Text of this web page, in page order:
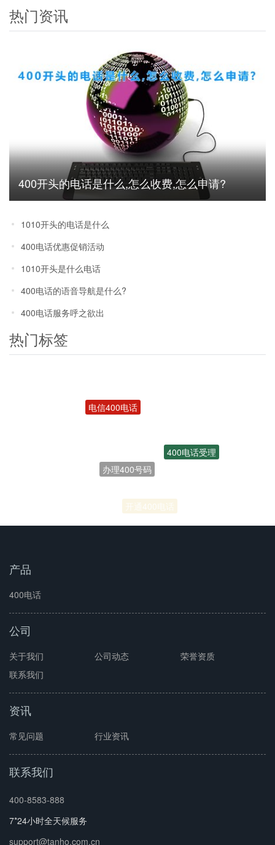
热门资讯
400开头的电话是什么,怎么收费,怎么申请?
1010开头的电话是什么
400电话优惠促销活动
1010开头是什么电话
400电话的语音导航是什么?
400电话服务呼之欲出
热门标签
开通400电话
联通400电话
400电话受理
电信400电话
产品
400电话
公司
关于我们 公司动态
荣誉资质
联系我们
资讯
常见问题 行业资讯
联系我们
400-8583-888
7*24小时全天候服务
support@tanho.com.cn